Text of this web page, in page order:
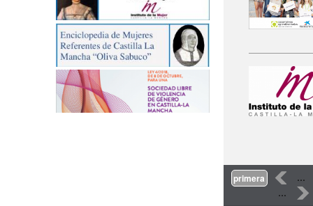
Páginas
primera ‹
…
…
›